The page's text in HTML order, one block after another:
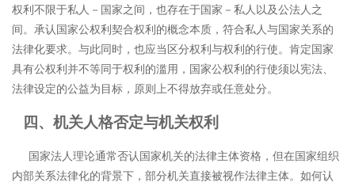
权利不限于私人－国家之间，也存在于国家－私人以及公法人之
间。承认国家公权利契合权利的概念本质，符合私人与国家关系的
法律化要求。与此同时，也应当区分权利与权利的行使。肯定国家
具有公权利并不等同于权利的滥用，国家公权利的行使须以宪法、
法律设定的公益为目标，原则上不得放弃或任意处分。
四、机关人格否定与机关权利
国家法人理论通常否认国家机关的法律主体资格，但在国家组织
内部关系法律化的背景下，部分机关直接被视作法律主体。如何认